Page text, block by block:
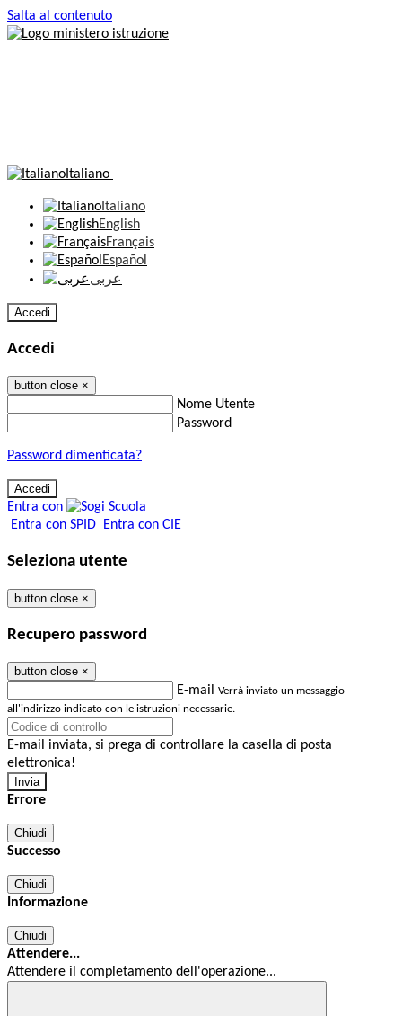
Salta al contenuto
Italiano
Italiano
English
Français
Español
عربى
Accedi
Accedi
button close ×
Nome Utente
Password
Password dimenticata?
Entra con
Entra con SPID Entra con CIE
Seleziona utente
button close ×
Recupero password
button close ×
E-mail Verrà inviato un messaggio
all'indirizzo indicato con le istruzioni necessarie.
E-mail inviata, si prega di controllare la casella di posta
elettronica!
Errore
Chiudi
Successo
Chiudi
Informazione
Chiudi
Attendere...
Attendere il completamento dell'operazione...